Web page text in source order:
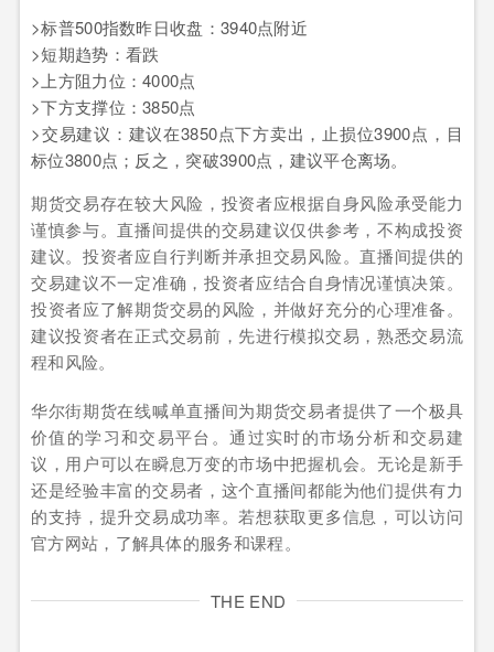
>标普500指数昨日收盘：3940点附近
>短期趋势：看跌
>上方阻力位：4000点
>下方支撑位：3850点
>交易建议：建议在3850点下方卖出，止损位3900点，目
标位3800点；反之，突破3900点，建议平仓离场。
期货交易存在较大风险，投资者应根据自身风险承受能力
谨慎参与。直播间提供的交易建议仅供参考，不构成投资
建议。投资者应自行判断并承担交易风险。直播间提供的
交易建议不一定准确，投资者应结合自身情况谨慎决策。
投资者应了解期货交易的风险，并做好充分的心理准备。
建议投资者在正式交易前，先进行模拟交易，熟悉交易流
程和风险。
华尔街期货在线喊单直播间为期货交易者提供了一个极具
价值的学习和交易平台。通过实时的市场分析和交易建
议，用户可以在瞬息万变的市场中把握机会。无论是新手
还是经验丰富的交易者，这个直播间都能为他们提供有力
的支持，提升交易成功率。若想获取更多信息，可以访问
官方网站，了解具体的服务和课程。
THE END